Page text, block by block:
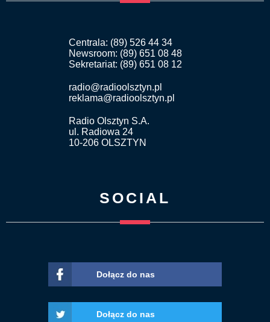
Centrala: (89) 526 44 34
Newsroom: (89) 651 08 48
Sekretariat: (89) 651 08 12
radio@radioolsztyn.pl
reklama@radioolsztyn.pl
Radio Olsztyn S.A.
ul. Radiowa 24
10-206 OLSZTYN
SOCIAL
Dołącz do nas
Dołącz do nas